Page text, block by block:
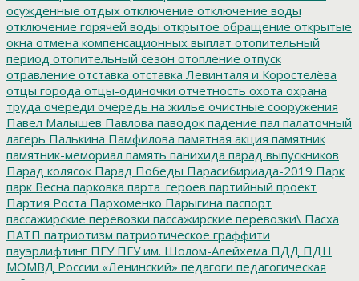
осужденные отдых отключение отключение воды
отключение горячей воды открытое обращение открытые
окна отмена компенсационных выплат отопительный
период отопительный сезон отопление отпуск
отравление отставка отставка Левинталя и Коростелёва
отцы города отцы-одиночки отчетность охота охрана
труда очереди очередь на жилье очистные сооружения
Павел Малышев Павлова паводок падение пал палаточный
лагерь Палькина Памфилова памятная акция памятник
памятник-мемориал память панихида парад выпускников
Парад колясок Парад Победы Парасибириада-2019 Парк
парк Весна парковка парта_героев партийный проект
Партия Роста Пархоменко Парыгина паспорт
пассажирские перевозки пассажирские перевозки\ Пасха
ПАТП патриотизм патриотическое граффити
пауэрлифтинг ПГУПГУ им. Шолом-Алейхема ПДД ПДН
МОМВД России «Ленинский» педагоги педагогическая